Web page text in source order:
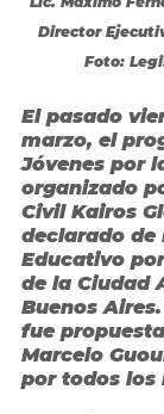
Director
Foto:
El pasado
marzo, el
Jóvenes por
organizado
Civil Kairos
declarado de
Educativo
de la Ciudad
Buenos
fue
Marcelo
por todos los